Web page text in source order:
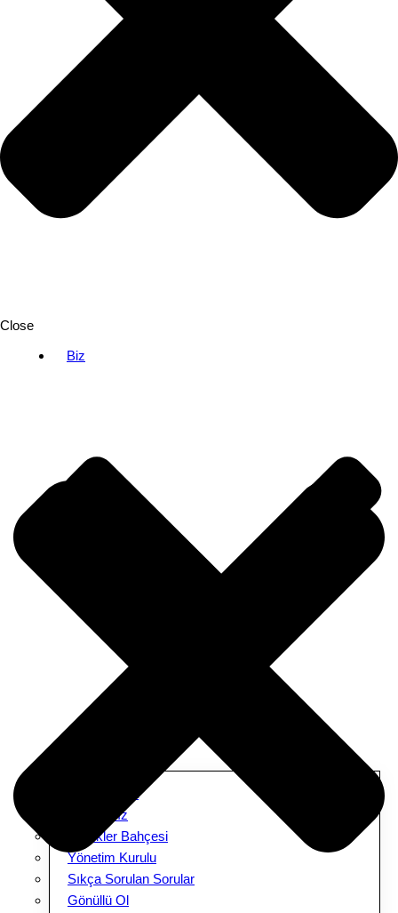
Close
Biz
Amacımız
Melekler Bahçesi
Yönetim Kurulu
Sıkça Sorulan Sorular
Gönüllü Ol